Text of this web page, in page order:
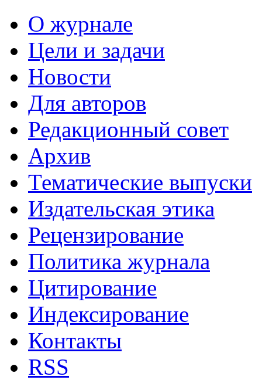
О журнале
Цели и задачи
Новости
Для авторов
Редакционный совет
Архив
Тематические выпуски
Издательская этика
Рецензирование
Политика журнала
Цитирование
Индексирование
Контакты
RSS